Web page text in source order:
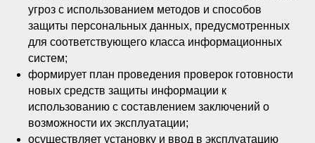
угроз с использованием методов и способов
защиты персональных данных, предусмотренных
для соответствующего класса информационных
систем;
формирует план проведения проверок готовности
новых средств защиты информации к
использованию с составлением заключений о
возможности их эксплуатации;
осуществляет установку и ввод в эксплуатацию